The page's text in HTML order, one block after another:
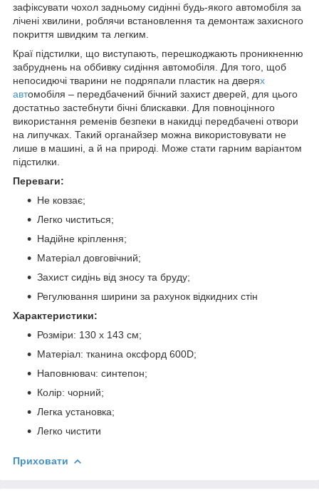
зафіксувати чохол задньому сидінні будь-якого автомобіля за
лічені хвилини, роблячи встановлення та демонтаж захисного
покриття швидким та легким.
Краї підстилки, що виступають, перешкоджають проникненню
забруднень на оббивку сидіння автомобіля. Для того, щоб
непосидючі тварини не подряпали пластик на дверях
автомобіля – передбачений бічний захист дверей, для цього
достатньо застебнути бічні блискавки. Для повноцінного
використання ременів безпеки в накидці передбачені отвори
на липучках. Такий органайзер можна використовувати не
лише в машині, а й на природі. Може стати гарним варіантом
підстилки.
Переваги:
Не ковзає;
Легко чиститься;
Надійне кріплення;
Матеріал довговічний;
Захист сидінь від зносу та бруду;
Регулювання ширини за рахунок відкидних стін
Характеристики:
Розміри: 130 х 143 см;
Матеріал: тканина окcфорд 600D;
Наповнювач: синтепон;
Колір: чорний;
Легка установка;
Легко чистити
Приховати